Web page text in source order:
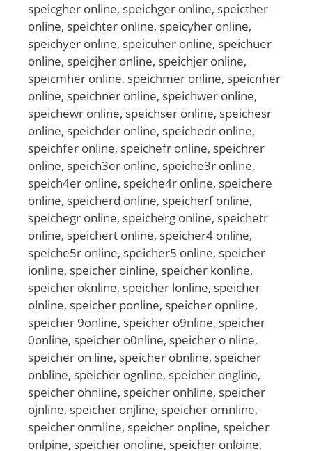
speicgher online, speichger online, speicther
online, speichter online, speicyher online,
speichyer online, speicuher online, speichuer
online, speicjher online, speichjer online,
speicmher online, speichmer online, speicnher
online, speichner online, speichwer online,
speichewr online, speichser online, speichesr
online, speichder online, speichedr online,
speichfer online, speichefr online, speichrer
online, speich3er online, speiche3r online,
speich4er online, speiche4r online, speichere
online, speicherd online, speicherf online,
speichegr online, speicherg online, speichetr
online, speichert online, speicher4 online,
speiche5r online, speicher5 online, speicher
ionline, speicher oinline, speicher konline,
speicher oknline, speicher lonline, speicher
olnline, speicher ponline, speicher opnline,
speicher 9online, speicher o9nline, speicher
0online, speicher o0nline, speicher o nline,
speicher on line, speicher obnline, speicher
onbline, speicher ognline, speicher ongline,
speicher ohnline, speicher onhline, speicher
ojnline, speicher onjline, speicher omnline,
speicher onmline, speicher onpline, speicher
onlpine, speicher onoline, speicher onloine,